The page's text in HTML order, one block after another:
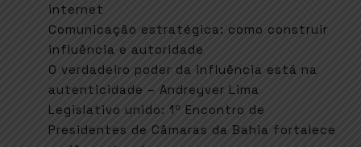
internet
Comunicação estratégica: como construir
influência e autoridade
O verdadeiro poder da influência está na
autenticidade – Andreyver Lima
Legislativo unido: 1º Encontro de
Presidentes de Câmaras da Bahia fortalece